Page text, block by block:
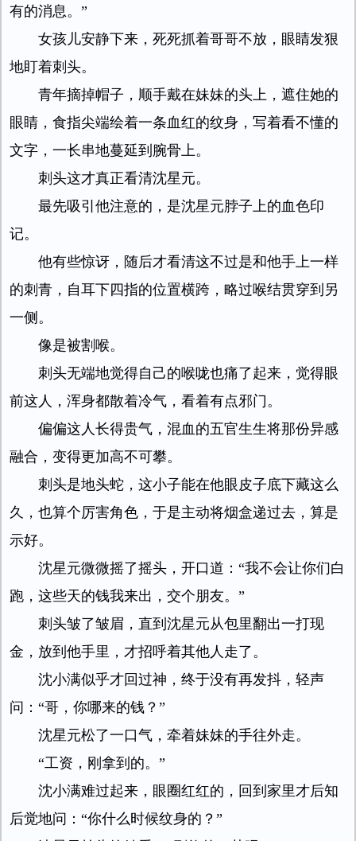
有的消息。”
女孩儿安静下来，死死抓着哥哥不放，眼睛发狠
地盯着刺头。
青年摘掉帽子，顺手戴在妹妹的头上，遮住她的
眼睛，食指尖端绘着一条血红的纹身，写着看不懂的
文字，一长串地蔓延到腕骨上。
刺头这才真正看清沈星元。
最先吸引他注意的，是沈星元脖子上的血色印
记。
他有些惊讶，随后才看清这不过是和他手上一样
的刺青，自耳下四指的位置横跨，略过喉结贯穿到另
一侧。
像是被割喉。
刺头无端地觉得自己的喉咙也痛了起来，觉得眼
前这人，浑身都散着冷气，看着有点邪门。
偏偏这人长得贵气，混血的五官生生将那份异感
融合，变得更加高不可攀。
刺头是地头蛇，这小子能在他眼皮子底下藏这么
久，也算个厉害角色，于是主动将烟盒递过去，算是
示好。
沈星元微微摇了摇头，开口道：“我不会让你们白
跑，这些天的钱我来出，交个朋友。”
刺头皱了皱眉，直到沈星元从包里翻出一打现
金，放到他手里，才招呼着其他人走了。
沈小满似乎才回过神，终于没有再发抖，轻声
问：“哥，你哪来的钱？”
沈星元松了一口气，牵着妹妹的手往外走。
“工资，刚拿到的。”
沈小满难过起来，眼圈红红的，回到家里才后知
后觉地问：“你什么时候纹身的？”